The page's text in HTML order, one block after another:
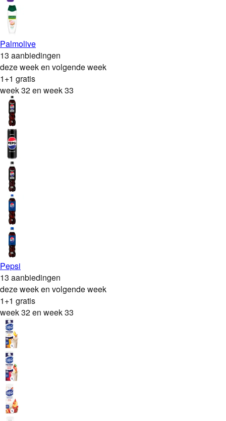
Palmolive
13 aanbiedingen
deze week en volgende week
1+1 gratis
week 32 en week 33
Pepsi
13 aanbiedingen
deze week en volgende week
1+1 gratis
week 32 en week 33